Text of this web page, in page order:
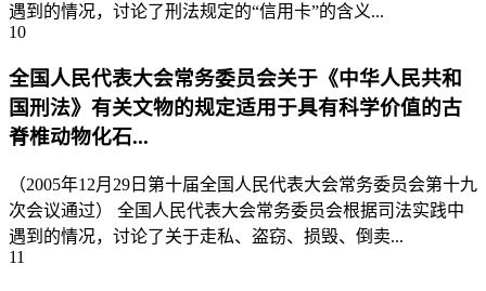
遇到的情况，讨论了刑法规定的“信用卡”的含义...
10
全国人民代表大会常务委员会关于《中华人民共和
国刑法》有关文物的规定适用于具有科学价值的古
脊椎动物化石...
（2005年12月29日第十届全国人民代表大会常务委员会第十九
次会议通过） 全国人民代表大会常务委员会根据司法实践中
遇到的情况，讨论了关于走私、盗窃、损毁、倒卖...
11